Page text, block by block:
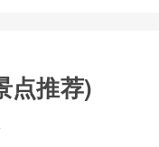
点推荐)